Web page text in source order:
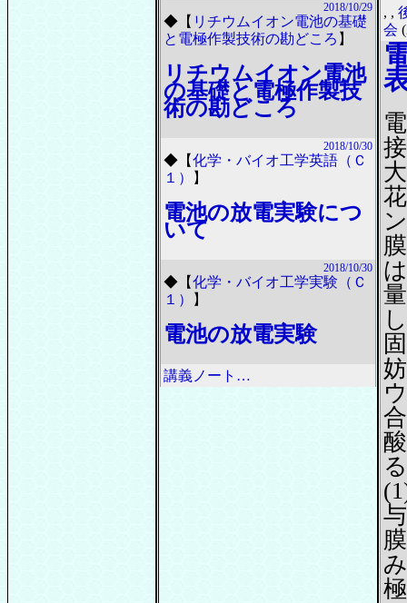
2018/10/29
◆ 【 リチウムイオン電池の基礎
と電極作製技術の勘どころ 】
リチウムイオン電池
の基礎と電極作製技
術の勘どころ
2018/10/30
◆ 【化学・バイオ工学英語（Ｃ
１）
】
電池の放電実験につ
いて
2018/10/30
◆ 【化学・バイオ工学実験（Ｃ
１）
】
電池の放電実験
講義ノート…
, ,
会 (